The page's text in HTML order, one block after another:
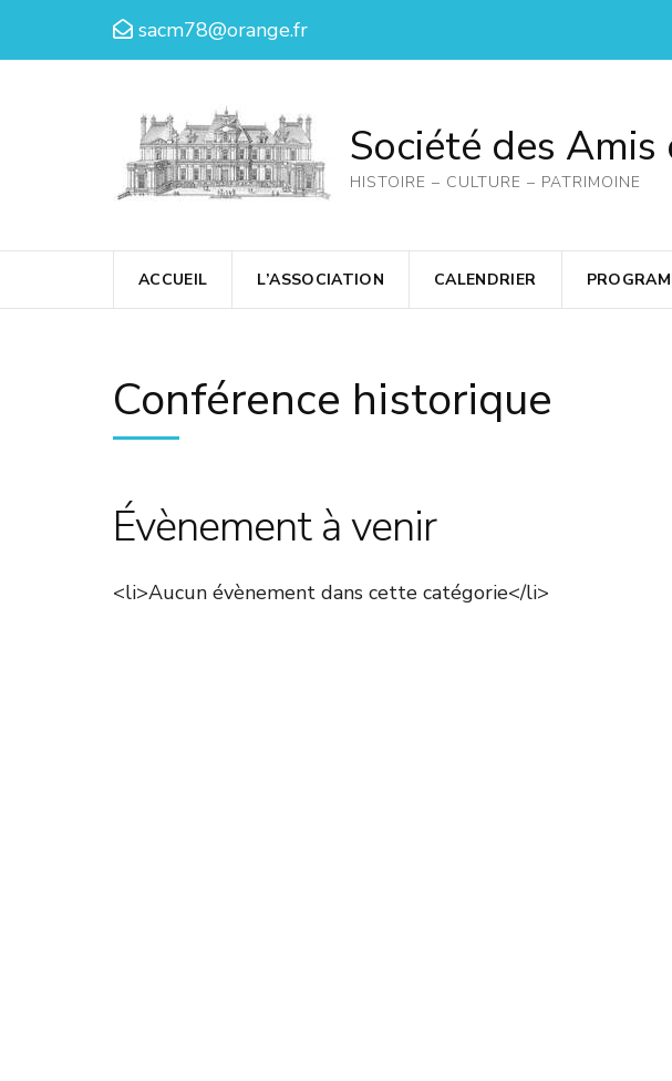
sacm78@orange.fr
Société des
HISTOIRE – CULTURE – PATRIMOINE
ACCUEIL L’ASSOCIATION CALENDRIER
Conférence historique
Évènement à venir
<li>Aucun évènement dans cette catégorie</li>